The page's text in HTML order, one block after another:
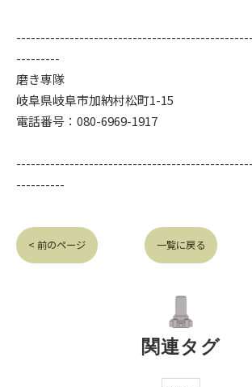
---------
磨き専隊
岐阜県岐阜市加納村松町1-15
電話番号：080-6969-1917
----------
< 前のページ 一覧に戻る
関連タグ